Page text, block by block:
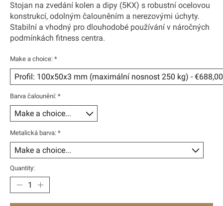
Stojan na zvedání kolen a dipy (5KX) s robustní ocelovou
konstrukcí, odolným čalouněním a nerezovými úchyty.
Stabilní a vhodný pro dlouhodobé používání v náročných
podmínkách fitness centra.
Make a choice: *
Barva čalounění: *
Metalická barva: *
Quantity: